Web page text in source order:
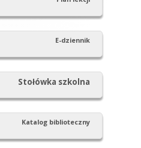
E-dziennik
Stołówka szkolna
Katalog biblioteczny